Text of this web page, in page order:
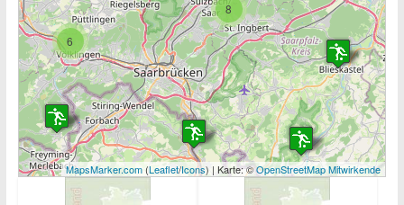
6
8
MapsMarker.com(Leaflet/Icons) | Karte: ©OpenStreetMap Mitwirkende